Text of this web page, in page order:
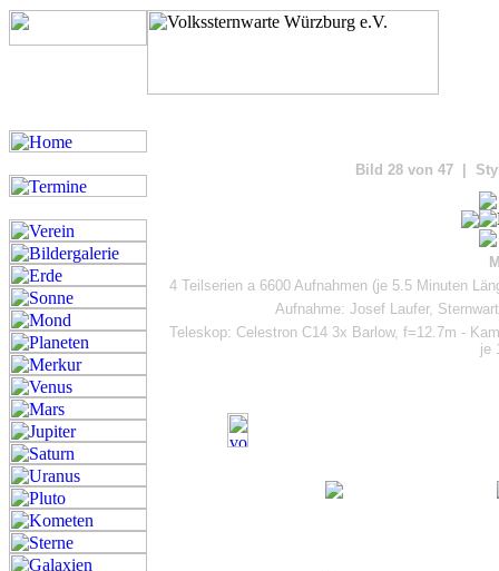
Bild 28 von 47 |
4 Teilserien a 6600 Aufnahmen (je 5.5 Minuten
Aufnahme: Josef Laufer,
Teleskop: Celestron C14 3x Barlow, f=12.7m -
je